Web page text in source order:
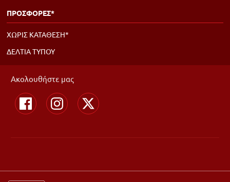
ΠΡΟΣΦΟΡΕΣ*
ΧΩΡΙΣ ΚΑΤΑΘΕΣΗ*
ΔΕΛΤΙΑ ΤΥΠΟΥ
Ακολουθήστε μας